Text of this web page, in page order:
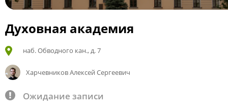
Духовная академия
наб. Обводного кан., д. 7
Харчевников Алексей Сергеевич
Ожидание записи